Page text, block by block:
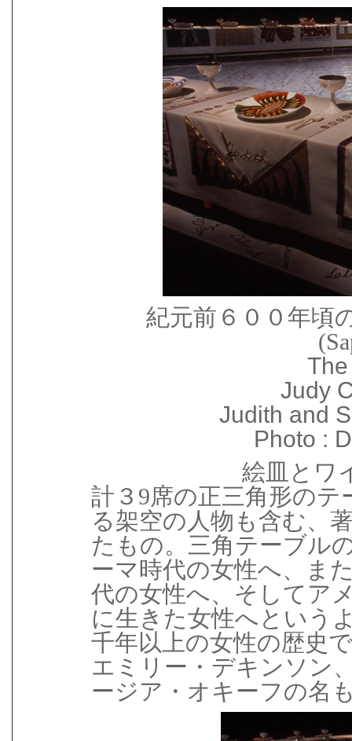
紀元前６００年頃
Judy
Judith and
Photo :
絵皿とワ
計３9席の正三角形の
る架空の人物も含む、
たもの。三角テーブル
ーマ時代の女性へ、ま
代の女性へ、そしてア
に生きた女性へという
千年以上の女性の歴史
エミリー・デキンソン
ージア・オキーフの名